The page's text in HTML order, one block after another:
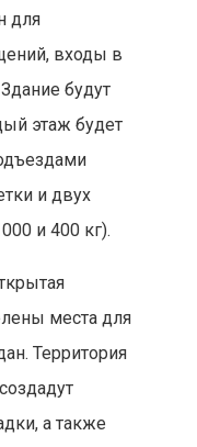
для
входы в
будут
этаж будет
и двух
и 400 кг).
места для
Территория
а также